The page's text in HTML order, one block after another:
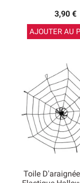
3,90 €
AJOUTER AU
Toile